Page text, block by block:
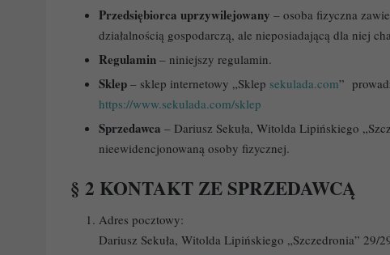
Przedsiębiorca uprzywilejowany – osoba fizyczna
działalnością gospodarczą, ale nieposiadającą dla niej
Regulamin – niniejszy regulamin.
Sklep – sklep internetowy „Sklep sekulada.com”
https://www.sekulada.com/sklep
Sprzedawca – Dariusz Sekuła, Witolda Lipińskiego
nieewidencjonowaną osoby fizycznej.
§ 2 KONTAKT ZE SPRZEDAWCĄ
Adres pocztowy:
Dariusz Sekuła, Witolda Lipińskiego „Szczedronia” 29/